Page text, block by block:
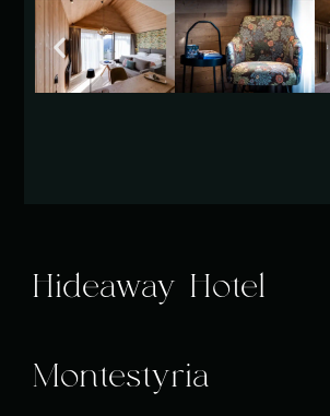
Hideaway Hotel
Montestyria